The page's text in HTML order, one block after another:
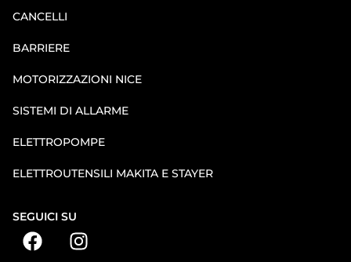
CANCELLI
BARRIERE
MOTORIZZAZIONI NICE
SISTEMI DI ALLARME
ELETTROPOMPE
ELETTROUTENSILI MAKITA E STAYER
SEGUICI SU